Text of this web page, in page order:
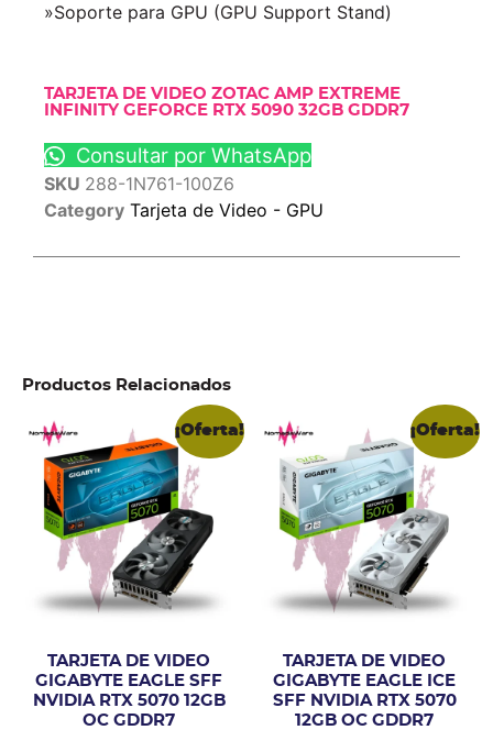
»Soporte para GPU (GPU Support Stand)
TARJETA DE VIDEO ZOTAC AMP EXTREME
INFINITY GEFORCE RTX 5090 32GB GDDR7
Consultar por WhatsApp
SKU 288-1N761-100Z6
Category Tarjeta de Video - GPU
Productos Relacionados
¡Oferta!
TARJETA DE VIDEO
GIGABYTE EAGLE SFF
NVIDIA RTX 5070 12GB
OC GDDR7
¡Oferta!
TARJETA DE VIDEO
GIGABYTE EAGLE ICE
SFF NVIDIA RTX 5070
12GB OC GDDR7